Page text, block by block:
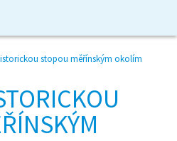
stopou měřínským okolím